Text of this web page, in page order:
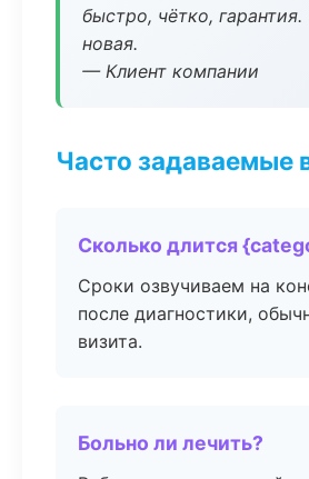
быстро, чётко,
новая.
— Клиент компании
Часто задаваемые
Сколько длится
Сроки озвучиваем на
после диагностики,
визита.
Больно ли лечить?